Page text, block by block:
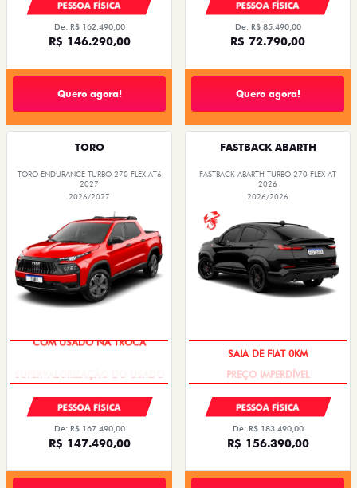
PESSOA FÍSICA
De: R$ 162.490,00
R$ 146.290,00
Quero agora!
PESSOA FÍSICA
De: R$ 85.490,00
R$ 72.790,00
Quero agora!
TORO
TORO ENDURANCE TURBO 270 FLEX AT6
2027
2026/2027
COM USADO NA TROCA
PESSOA FÍSICA
De: R$ 167.490,00
R$ 147.490,00
FASTBACK ABARTH
FASTBACK ABARTH TURBO 270 FLEX AT
2026
2026/2026
SAIA DE FIAT 0KM
PESSOA FÍSICA
De: R$ 183.490,00
R$ 156.390,00